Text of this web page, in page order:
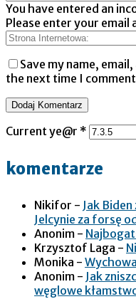
You have entered an
Please enter your email
Save my name,
the next time I
Current ye@r *
komentarze
Nikifor - Jak
Jelcynie za forsę
Anonim -
Krzysztof Laga -
Monika -
Anonim - Jak
węglowe